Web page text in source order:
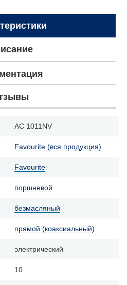
AC 1011NV
Favourite (вся продукция)
Favourite
поршневой
безмасляный
прямой (коаксиальный)
электрический
10